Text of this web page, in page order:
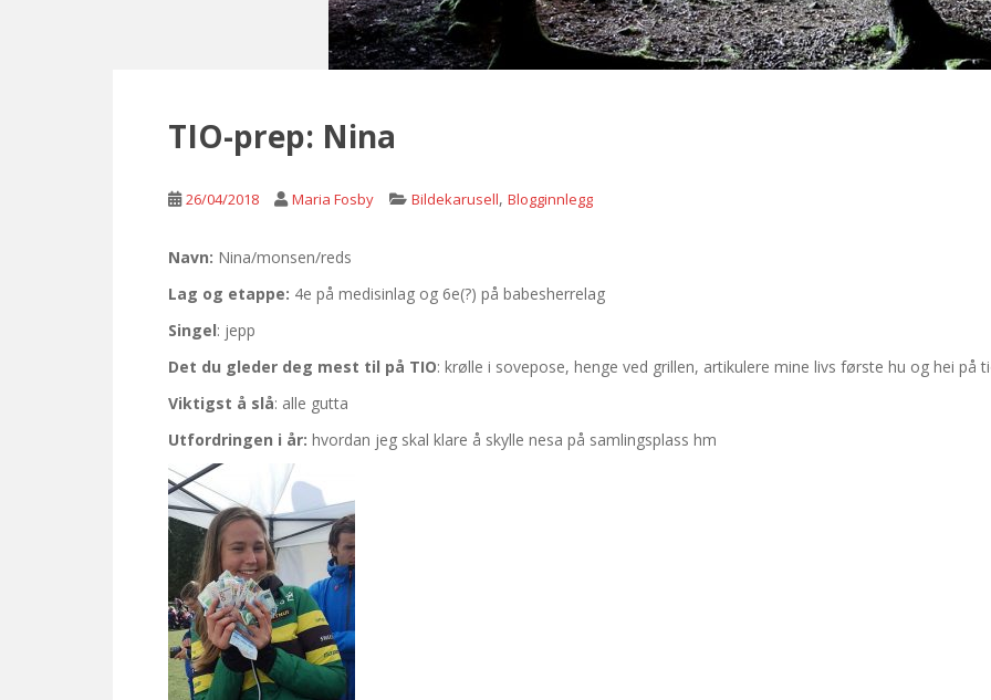
TIO-prep: Nina
26/04/2018 Maria Fosby Bildekarusell, Blogginnlegg
Navn: Nina/monsen/reds
Lag og etappe: 4e på medisinlag og 6e(?) på babesherrelag
Singel: jepp
Det du gleder deg mest til på TIO: krølle i sovepose, henge ved grillen, artikulere mine livs første hu og hei på
Viktigst å slå: alle gutta
Utfordringen i år: hvordan jeg skal klare å skylle nesa på samlingsplass hm